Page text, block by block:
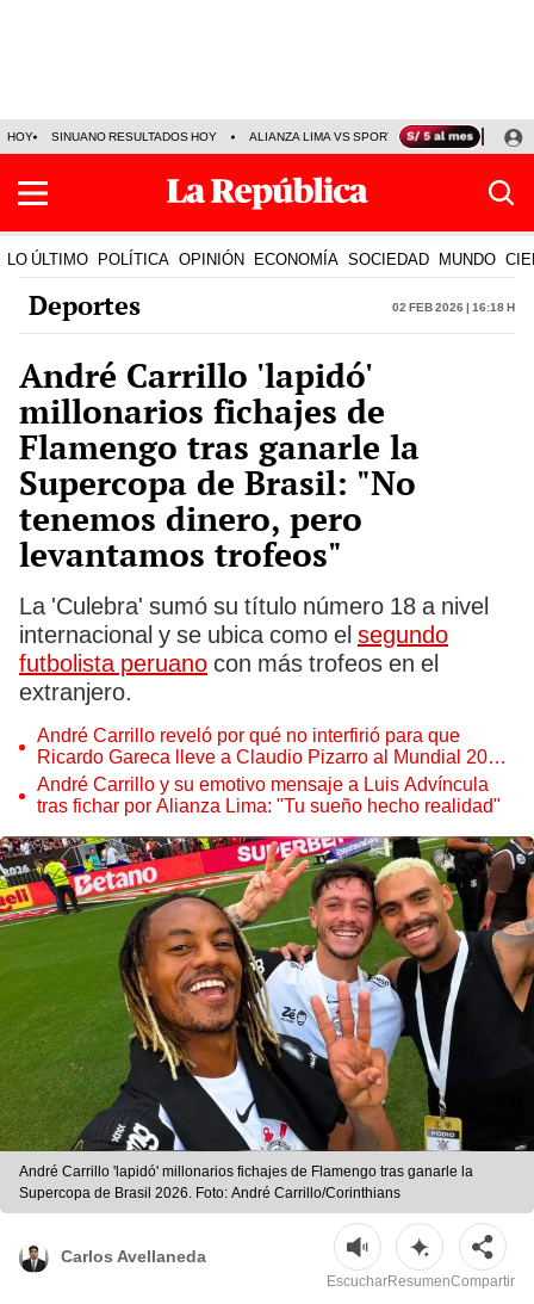
HOY SINUANO RESULTADOS HOY ALIANZA LIMA VS SPORT BOYS JORGE
LO ÚLTIMO POLÍTICA OPINIÓN ECONOMÍA SOCIEDAD MUNDO
Deportes 02 Feb 2026 | 16:18 h
André Carrillo 'lapidó'
millonarios fichajes de
Flamengo tras ganarle la
Supercopa de Brasil: "No
tenemos dinero, pero
levantamos trofeos"
La 'Culebra' sumó su título número 18 a nivel
internacional y se ubica como el segundo
futbolista peruano con más trofeos en el
extranjero.
André Carrillo reveló por qué no interfirió para que
Ricardo Gareca lleve a Claudio Pizarro al Mundial 2018:
"Era un tema de los más grandes"
André Carrillo y su emotivo mensaje a Luis Advíncula
tras fichar por Alianza Lima: "Tu sueño hecho realidad"
André Carrillo 'lapidó' millonarios fichajes de Flamengo tras ganarle la
Supercopa de Brasil 2026. Foto: André Carrillo/Corinthians
Carlos Avellaneda
EscucharResumenCompartir